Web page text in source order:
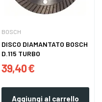
BOSCH
DISCO DIAMANTATO BOSCH
D.115 TURBO
39,40 €
Aggiungi al carrello